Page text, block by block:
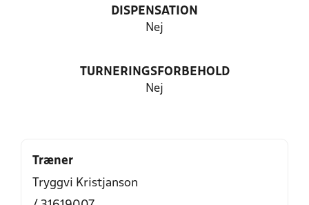
DISPENSATION
Nej
TURNERINGSFORBEHOLD
Nej
Træner
Tryggvi Kristjanson